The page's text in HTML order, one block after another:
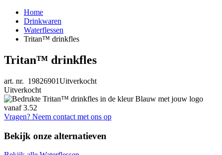
Home
Drinkwaren
Waterflessen
Tritan™ drinkfles
Tritan™ drinkfles
art. nr. 19826901Uitverkocht
Uitverkocht
Vragen? Neem contact met ons op
Bekijk onze alternatieven